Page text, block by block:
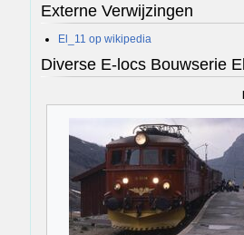
Externe Verwijzingen
El_11 op wikipedia
Diverse E-locs Bouwserie